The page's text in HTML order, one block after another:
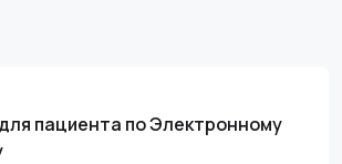
для пациента по Электронному